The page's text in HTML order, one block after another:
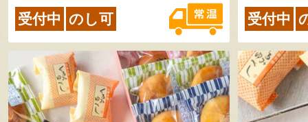
受付中 のし可 受付中